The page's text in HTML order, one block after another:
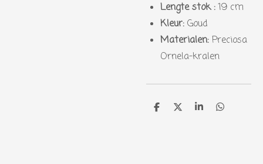
Lengte stok :19 cm
Kleur: Goud
Materialen: Preciosa
Ornela-kralen
D D S D